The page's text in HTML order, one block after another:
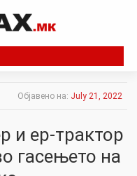
Објавено на: July 21, 2022
и ер-трактор
гасењето на